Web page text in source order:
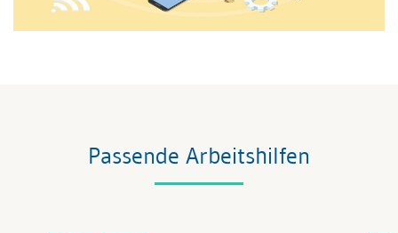
Passende Arbeitshilfen